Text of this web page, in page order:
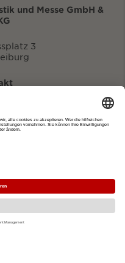
und Messe GmbH &
3